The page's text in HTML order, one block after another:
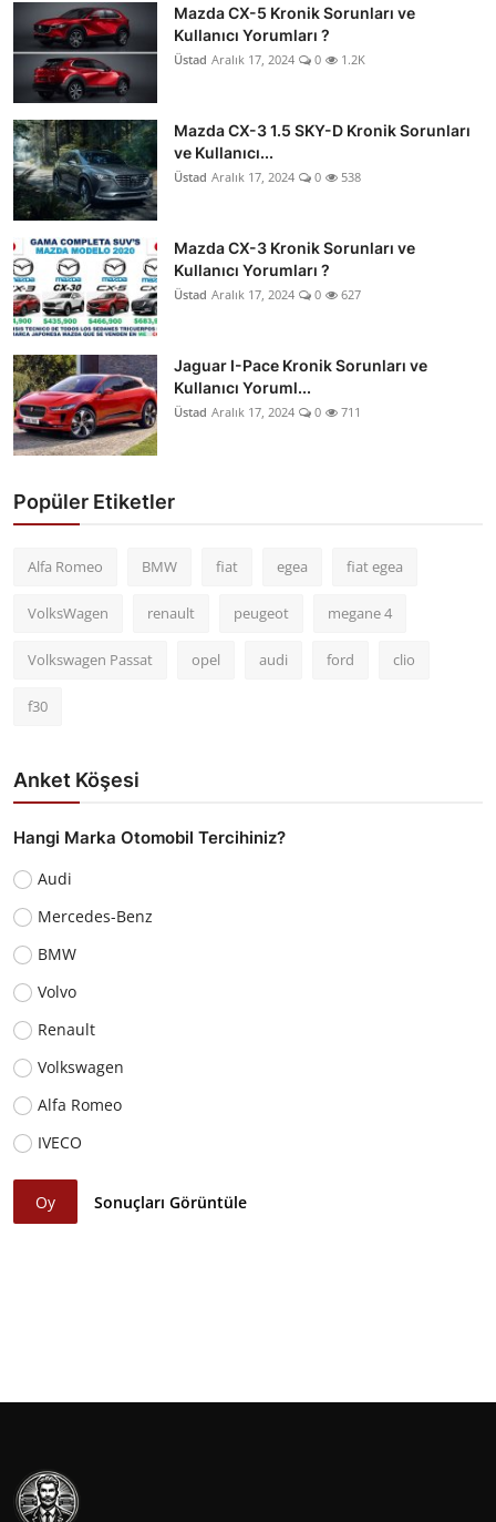
Mazda CX-5 Kronik Sorunları ve
Kullanıcı Yorumları ?
Üstad Aralık 17, 2024 0 1.2K
Mazda CX-3 1.5 SKY-D Kronik Sorunları
ve Kullanıcı...
Üstad Aralık 17, 2024 0 538
Mazda CX-3 Kronik Sorunları ve
Kullanıcı Yorumları ?
Üstad Aralık 17, 2024 0 627
Jaguar I-Pace Kronik Sorunları ve
Kullanıcı Yoruml...
Üstad Aralık 17, 2024 0 711
Popüler Etiketler
Alfa Romeo BMW fiat egea fiat egea
VolksWagen renault peugeot megane 4
Volkswagen Passat opel audi ford clio
f30
Anket Köşesi
Hangi Marka Otomobil Tercihiniz?
Audi
Mercedes-Benz
BMW
Volvo
Renault
Volkswagen
Alfa Romeo
IVECO
Oy Sonuçları Görüntüle